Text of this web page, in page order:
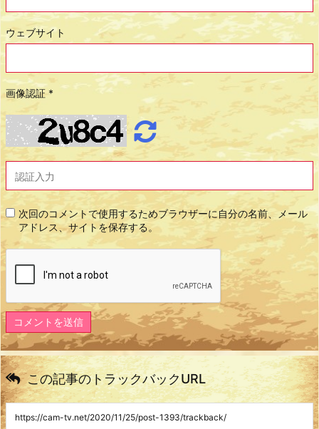
ウェブサイト
画像認証 *
次回のコメントで使用するためブラウザーに自分の名前、メール
アドレス、サイトを保存する。
この記事のトラックバックURL